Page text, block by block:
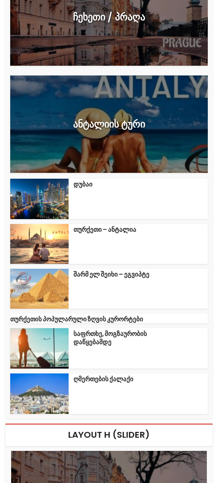
ჩეხეთი / პრაღა
ანტალიის ტური
დუბაი
თურქეთი – ანტალია
შარმ ელ შეიხი – ეგვიპტე
თურქეთის პოპულარული ზღვის კურორტები
საფრთხე, მოგზაურობის
დაწყებამდე
ღმერთების ქალაქი
LAYOUT H (SLIDER)